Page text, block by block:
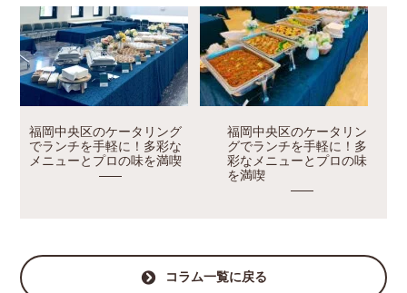
福岡中央区のケータリング
でランチを手軽に！多彩な
メニューとプロの味を満喫
福岡中央区のケータリン
グでランチを手軽に！多
彩なメニューとプロの味
を満喫
コラム一覧に戻る